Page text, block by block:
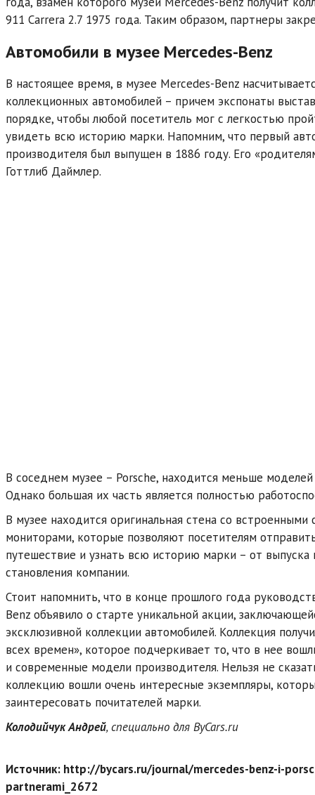
911 Carrera 2.7 1975 года. Таким образом, партнеры
Автомобили в музее Mercedes-Benz
В настоящее время, в музее Mercedes-Benz
коллекционных автомобилей – причем экспонаты
порядке, чтобы любой посетитель мог с легкостью
увидеть всю историю марки. Напомним, что первый
производителя был выпущен в 1886 году. Его
Готтлиб Даймлер.
В соседнем музее – Porsche, находится меньше моделей
Однако большая их часть является полностью
В музее находится оригинальная стена со встроенными
мониторами, которые позволяют посетителям
путешествие и узнать всю историю марки – от выпуска
становления компании.
Стоит напомнить, что в конце прошлого года
Benz объявило о старте уникальной акции,
эксклюзивной коллекции автомобилей. Коллекция
всех времен», которое подчеркивает то, что в нее
и современные модели производителя. Нельзя не
коллекцию вошли очень интересные экземпляры,
заинтересовать почитателей марки.
Колодийчук Андрей, специально для ByCars.ru
Источник: http://bycars.ru/journal/mercedes-benz-i-
partnerami_2672